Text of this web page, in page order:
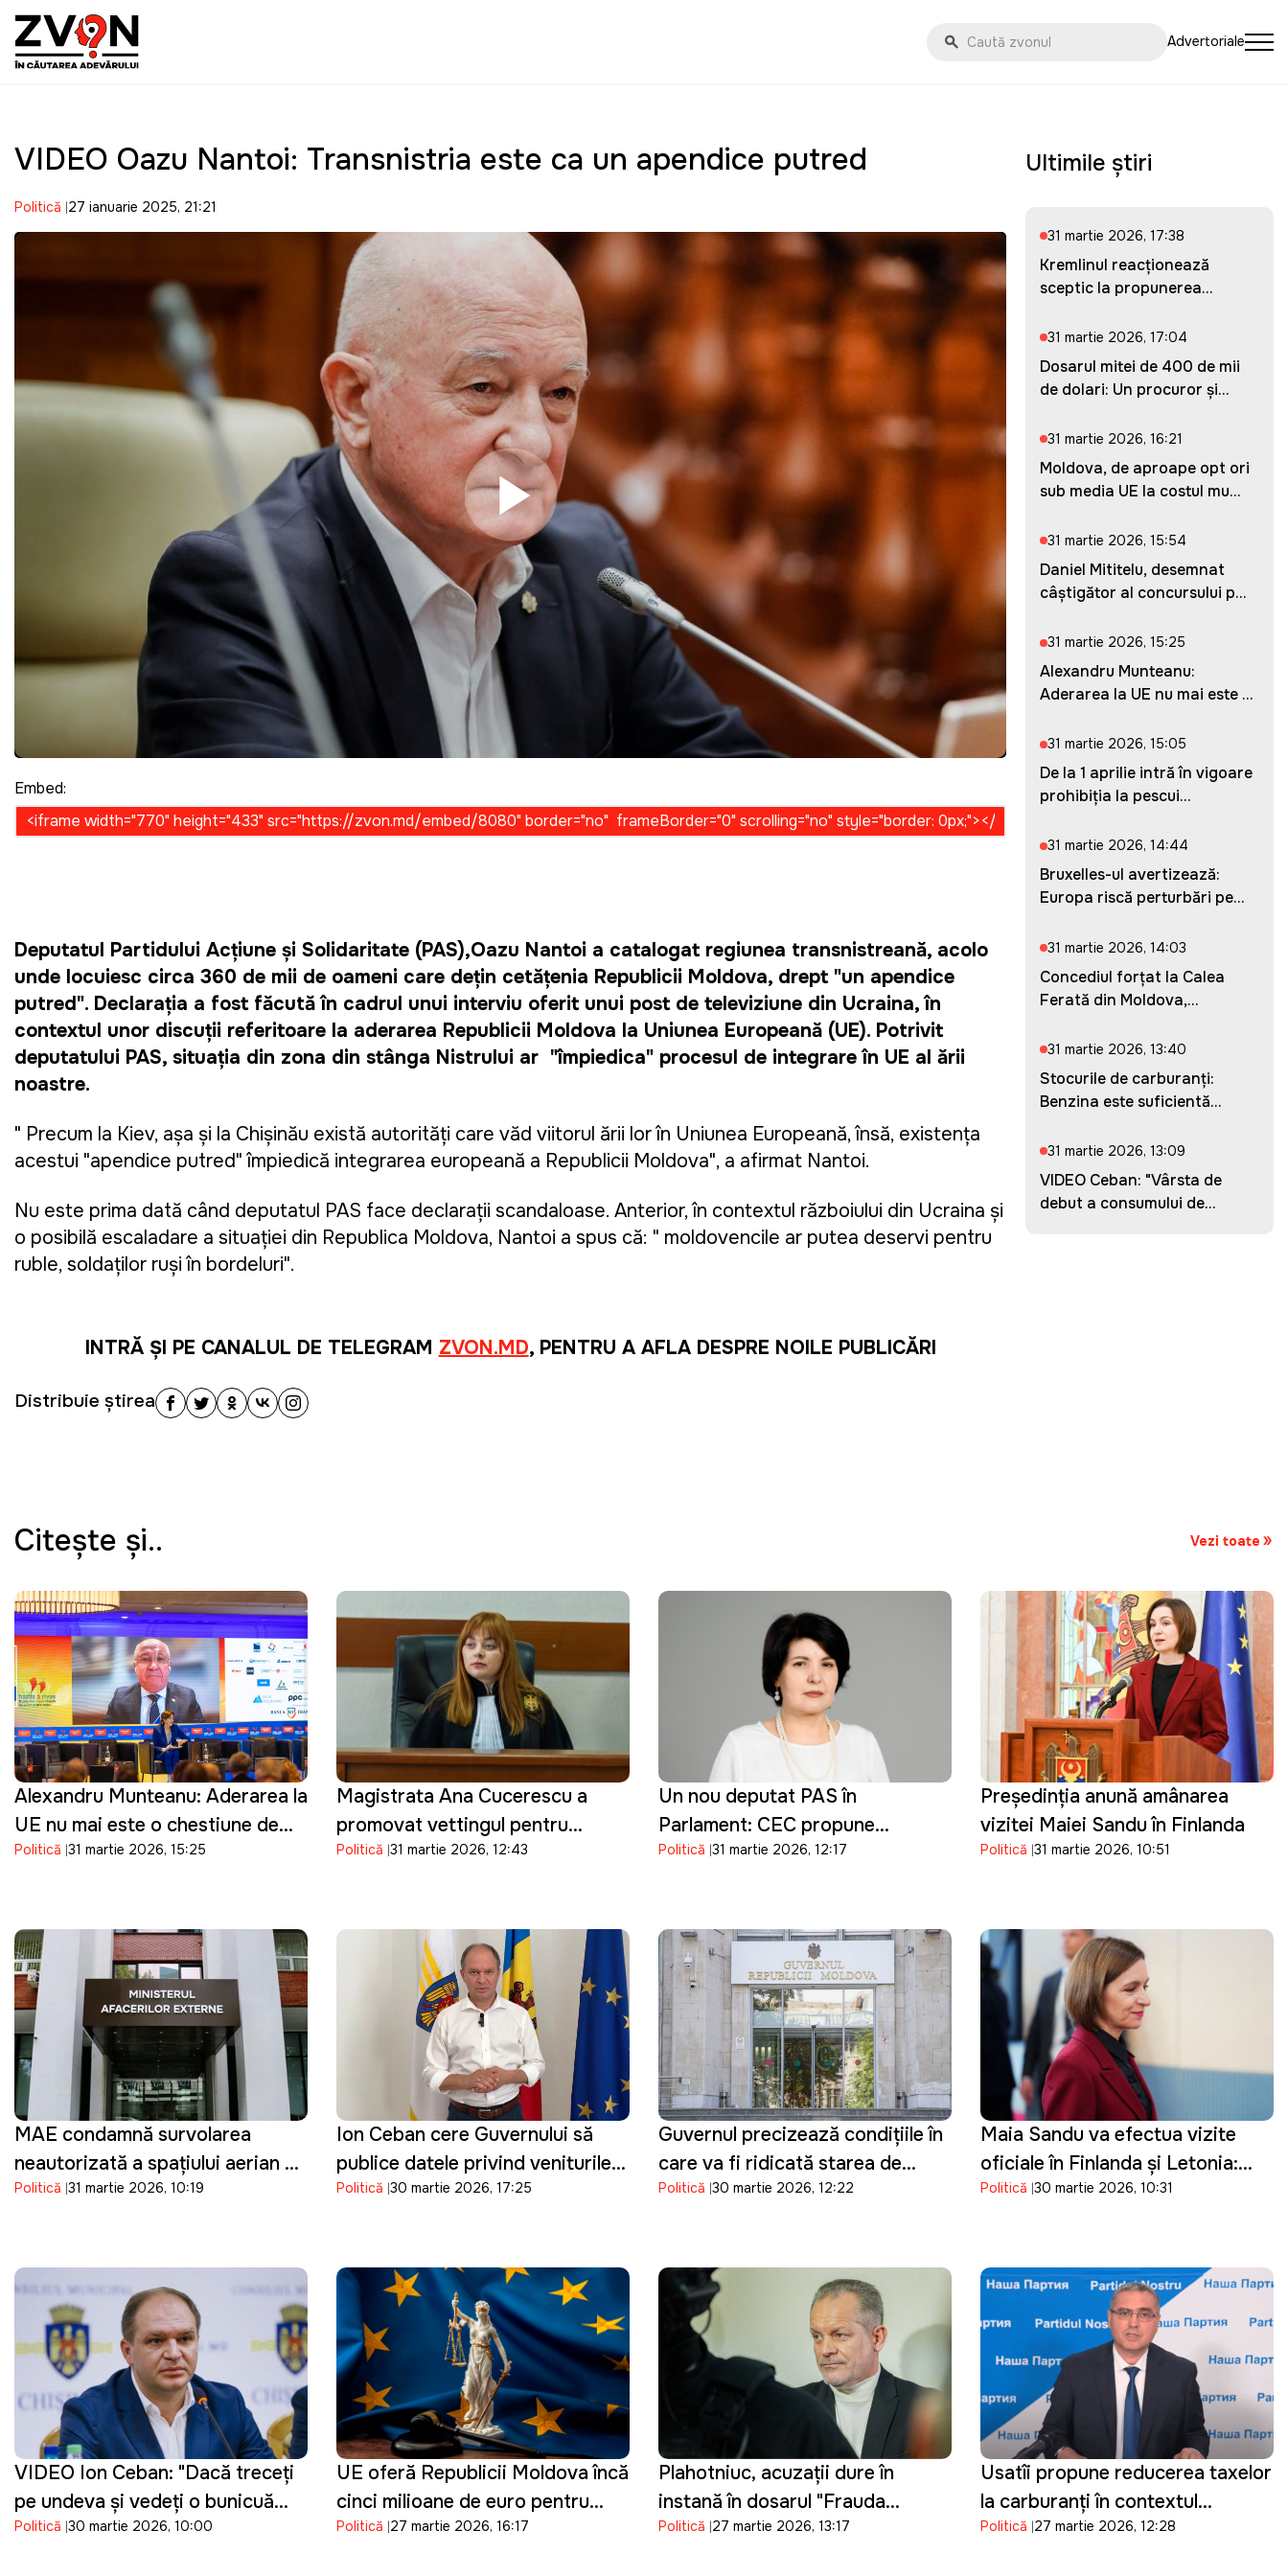
Advertoriale
VIDEO Oazu Nantoi: Transnistria este ca un apendice putred
Politică 27 ianuarie 2025, 21:21
Play Video
Embed:
Deputatul Partidului Acţiune şi Solidaritate (PAS),Oazu Nantoi a catalogat regiunea transnistreană, acolo
unde locuiesc circa 360 de mii de oameni care deţin cetăţenia Republicii Moldova, drept "un apendice
putred". Declaraţia a fost făcută în cadrul unui interviu oferit unui post de televiziune din Ucraina, în
contextul unor discuţii referitoare la aderarea Republicii Moldova la Uniunea Europeană (UE). Potrivit
deputatului PAS, situaţia din zona din stânga Nistrului ar  "împiedica" procesul de integrare în UE al ţării
noastre.
" Precum la Kiev, așa și la Chișinău există autorități care văd viitorul țării lor în Uniunea Europeană, însă, existența
acestui "apendice putred" împiedică integrarea europeană a Republicii Moldova", a afirmat Nantoi.
Nu este prima dată când deputatul PAS face declaraţii scandaloase. Anterior, în contextul războiului din Ucraina şi
o posibilă escaladare a situaţiei din Republica Moldova, Nantoi a spus că: " moldovencile ar putea deservi pentru
ruble, soldaţilor ruşi în bordeluri".
INTRĂ ȘI PE CANALUL DE TELEGRAM ZVON.MD, PENTRU A AFLA DESPRE NOILE PUBLICĂRI
Distribuie știrea
Ultimile știri
31 martie 2026, 17:38
Kremlinul reacționează
sceptic la propunerea
31 martie 2026, 17:04
Dosarul mitei de 400 de mii
de dolari: Un procuror și...
31 martie 2026, 16:21
Moldova, de aproape opt ori
sub media UE la costul mu...
31 martie 2026, 15:54
Daniel Mititelu, desemnat
câștigător al concursului p...
31 martie 2026, 15:25
Alexandru Munteanu:
Aderarea la UE nu mai este o
31 martie 2026, 15:05
De la 1 aprilie intră în vigoare
prohibiția la pescui...
31 martie 2026, 14:44
Bruxelles-ul avertizează:
Europa riscă perturbări pe...
31 martie 2026, 14:03
Concediul forțat la Calea
Ferată din Moldova,
31 martie 2026, 13:40
Stocurile de carburanți:
Benzina este suficientă
31 martie 2026, 13:09
VIDEO Ceban: "Vârsta de
debut a consumului de
Citeşte şi.. Vezi toate
Alexandru Munteanu: Aderarea la
UE nu mai este o chestiune de
"dacă", ci de "cât de repede"
Politică 31 martie 2026, 15:25
Magistrata Ana Cucerescu a
promovat vettingul pentru
funcția de judecător la CSJ
Politică 31 martie 2026, 12:43
Un nou deputat PAS în
Parlament: CEC propune
validarea mandatului Silviei
Politică 31 martie 2026, 12:17
Președinția anunță amânarea
vizitei Maiei Sandu în Finlanda
Politică 31 martie 2026, 10:51
MAE condamnă survolarea
neautorizată a spațiului aerian al
Republicii Moldova de o dronă
Politică 31 martie 2026, 10:19
Ion Ceban cere Guvernului să
publice datele privind veniturile
suplimentare din majorarea
Politică 30 martie 2026, 17:25
Guvernul precizează condițiile în
care va fi ridicată starea de
urgență din sectorul energetic
Politică 30 martie 2026, 12:22
Maia Sandu va efectua vizite
oficiale în Finlanda și Letonia:
Discuțiile vor viza parcursul
Politică 30 martie 2026, 10:31
VIDEO Ion Ceban: "Dacă treceți
pe undeva și vedeți o bunicuță
care vinde flori de sezon,
Politică 30 martie 2026, 10:00
UE oferă Republicii Moldova încă
cinci milioane de euro pentru
reforma justiției și consolidarea
Politică 27 martie 2026, 16:17
Plahotniuc, acuzații dure în
instanță în dosarul "Frauda
bancară": "Procurorii au
Politică 27 martie 2026, 13:17
Usatîi propune reducerea taxelor
la carburanți în contextul
scumpirilor:"Statul câștigă,
Politică 27 martie 2026, 12:28